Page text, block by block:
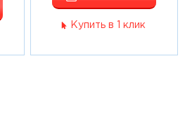
Купить в 1 клик